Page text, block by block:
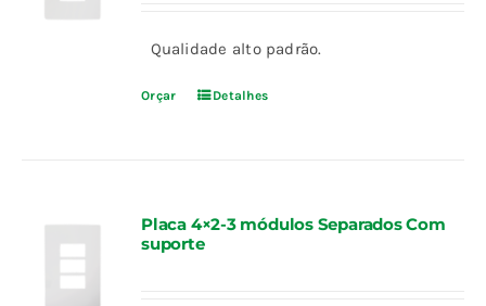
Qualidade alto padrão.
Orçar Detalhes
Placa 4×2-3 módulos Separados Com
suporte